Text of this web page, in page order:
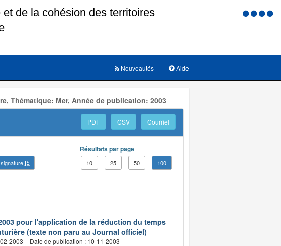
Menu
Aide
Nouveautés
Thématique: Mer, Année de publication: 2003
PDF CSV Courriel
Résultats par page
10 25 50 100
pour l'application de la réduction du temps
(texte non paru au Journal officiel)
2003 Date de publication : 10-11-2003